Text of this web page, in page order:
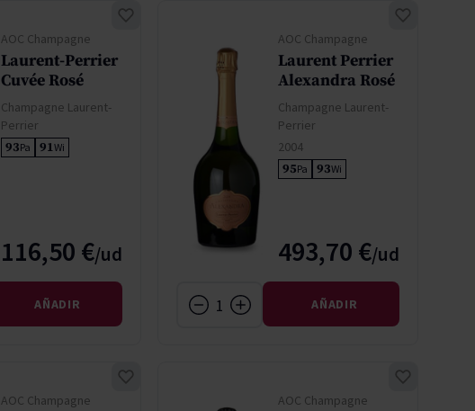
AOC Champagne
Laurent-Perrier
Cuvée Rosé
Champagne Laurent-
Perrier
93Pa 91Wi
116,50 €
AÑADIR
AOC Champagne
Laurent Perrier
Alexandra Rosé
Champagne Laurent-
Perrier
2004
95Pa 93Wi
493,70 €
AÑADIR
AOC Champagne AOC Champagne